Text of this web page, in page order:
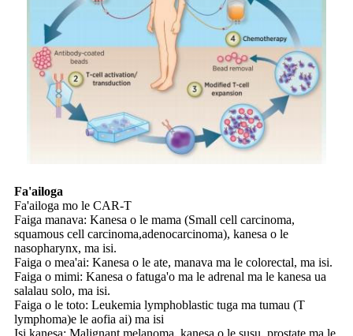
Fa'ailoga
Fa'ailoga mo le CAR-T
Faiga manava: Kanesa o le mama (Small cell carcinoma,
squamous cell carcinoma,adenocarcinoma), kanesa o le
nasopharynx, ma isi.
Faiga o mea'ai: Kanesa o le ate, manava ma le colorectal, ma isi.
Faiga o mimi: Kanesa o fatuga'o ma le adrenal ma le kanesa ua
salalau solo, ma isi.
Faiga o le toto: Leukemia lymphoblastic tuga ma tumau (T
lymphoma)e le aofia ai) ma isi